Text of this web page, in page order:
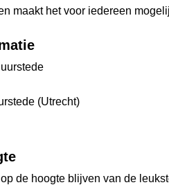
maakt het voor iedereen
(Utrecht)
de hoogte blijven van de